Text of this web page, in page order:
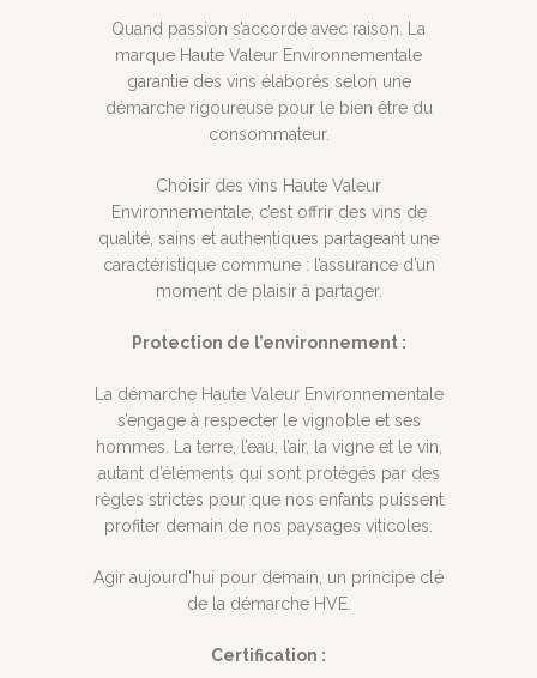
Quand passion s’accorde avec raison. La
marque Haute Valeur Environnementale
garantie des vins élaborés selon une
démarche rigoureuse pour le bien être du
consommateur.
Choisir des vins Haute Valeur
Environnementale, c’est offrir des vins de
qualité, sains et authentiques partageant une
caractéristique commune : l’assurance d’un
moment de plaisir à partager.
Protection de l’environnement :
La démarche Haute Valeur Environnementale
s’engage à respecter le vignoble et ses
hommes. La terre, l’eau, l’air, la vigne et le vin,
autant d’éléments qui sont protégés par des
règles strictes pour que nos enfants puissent
profiter demain de nos paysages viticoles.
Agir aujourd’hui pour demain, un principe clé
de la démarche HVE.
Certification :